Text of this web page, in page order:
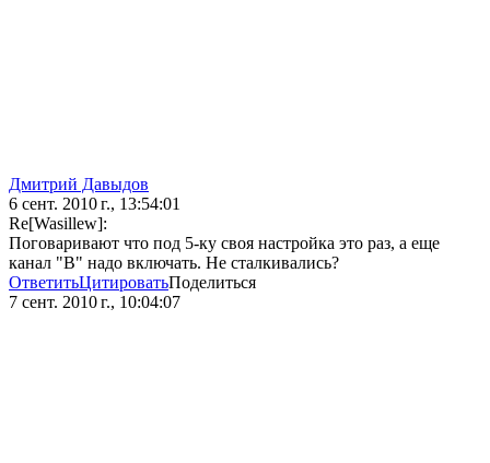
Дмитрий Давыдов
6 сент. 2010 г., 13:54:01
Re[Wasillew]:
Поговаривают что под 5-ку своя настройка это раз, а еще
канал "В" надо включать. Не сталкивались?
ОтветитьЦитироватьПоделиться
7 сент. 2010 г., 10:04:07